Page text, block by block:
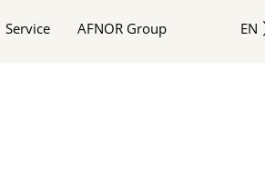
Service AFNOR Group EN